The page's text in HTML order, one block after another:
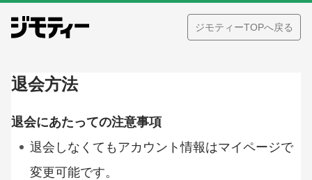
ジモティーTOPへ戻る
退会方法
退会にあたっての注意事項
退会しなくてもアカウント情報はマイページで
変更可能です。